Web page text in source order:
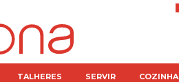
TALHERES SERVIR COZINHA